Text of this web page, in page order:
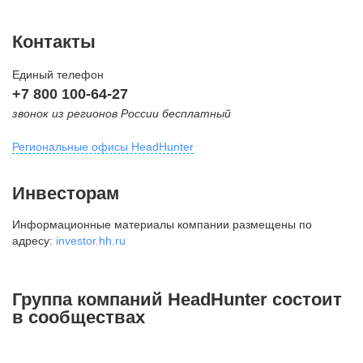
Контакты
Единый телефон
+7 800 100-64-27
звонок из регионов России бесплатный
Региональные офисы HeadHunter
внутригородская территория
Муниципальный округ Тверской,
2-я Брестская ул., д. 48,
+7 495 980-64-27
Инвесторам
Информационные материалы компании размещены по
адресу: investor.hh.ru
Группа компаний HeadHunter состоит
в сообществах